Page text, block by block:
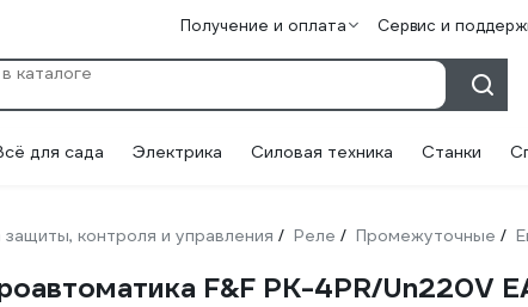
Получение и оплата Сервис и
для сада Электрика Силовая техника Станки
защиты, контроля и управления / Реле / Промежуточные /
F&F PK-4PR/Un220V